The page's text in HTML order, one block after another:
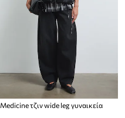
Medicine τζιν wide leg γυναικεία